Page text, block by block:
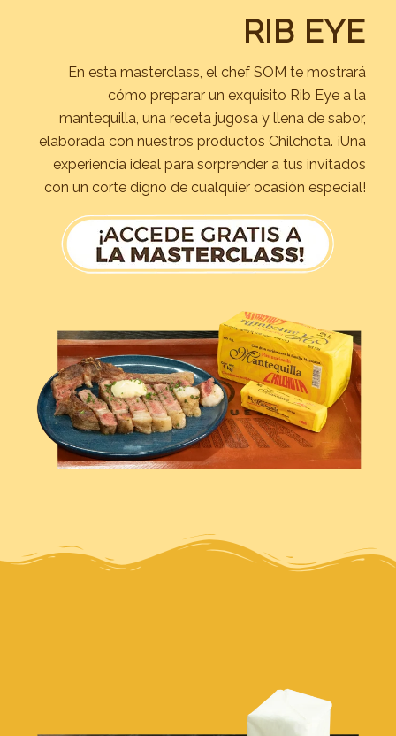
RIB EYE
En esta masterclass, el chef SOM te mostrará
cómo preparar un exquisito Rib Eye a la
mantequilla, una receta jugosa y llena de sabor,
elaborada con nuestros productos Chilchota. ¡Una
experiencia ideal para sorprender a tus invitados
con un corte digno de cualquier ocasión especial!